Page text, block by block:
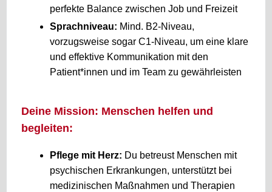
perfekte Balance zwischen Job und Freizeit
Sprachniveau: Mind. B2-Niveau,
vorzugsweise sogar C1-Niveau, um eine klare
und effektive Kommunikation mit den
Patient*innen und im Team zu gewährleisten
Deine Mission: Menschen helfen und
begleiten:
Pflege mit Herz: Du betreust Menschen mit
psychischen Erkrankungen, unterstützt bei
medizinischen Maßnahmen und Therapien